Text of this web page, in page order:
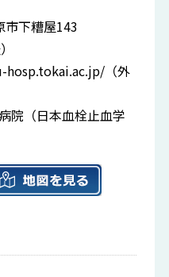
市下糟屋143
（外
院（日本血栓止血学